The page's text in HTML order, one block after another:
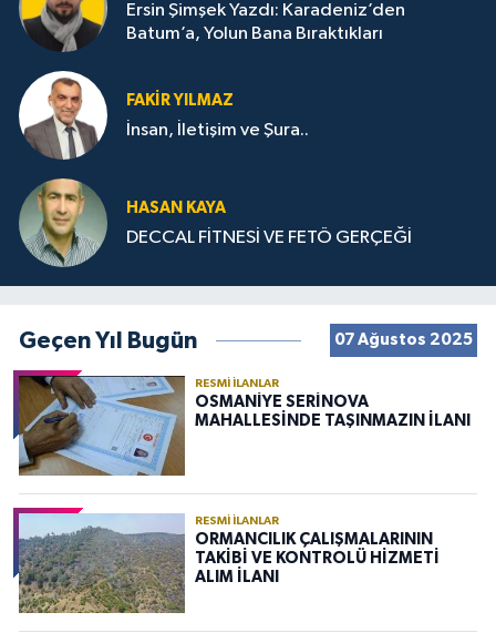
Ersin Şimşek Yazdı: Karadeniz’den
Batum’a, Yolun Bana Bıraktıkları
FAKIR YILMAZ
İnsan, İletişim ve Şura..
HASAN KAYA
DECCAL FİTNESİ VE FETÖ GERÇEĞİ
Geçen Yıl Bugün 07 Ağustos 2025
RESMI İLANLAR
OSMANİYE SERİNOVA
MAHALLESİNDE TAŞINMAZIN İLANI
RESMI İLANLAR
ORMANCILIK ÇALIŞMALARININ
TAKİBİ VE KONTROLÜ HİZMETİ
ALIM İLANI